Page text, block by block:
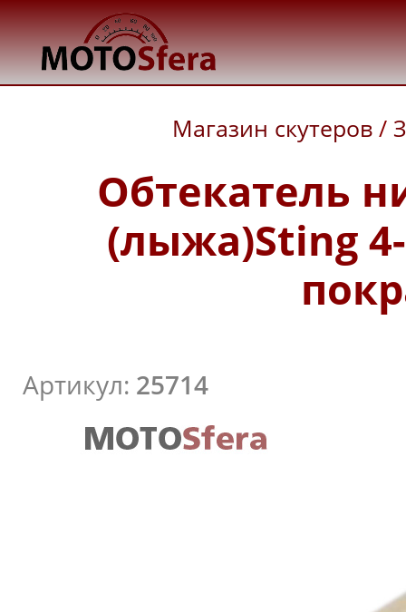
Магазин скутеров /
Обтекатель
(лыжа)Sting
Артикул: 25714